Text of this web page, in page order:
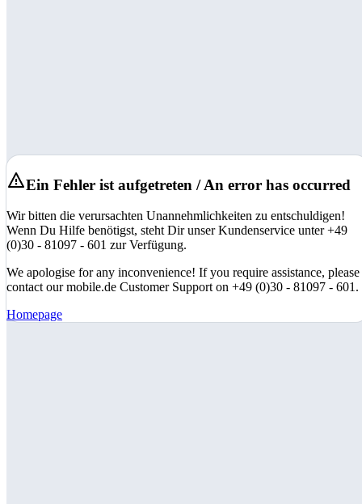
Ein Fehler ist aufgetreten / An error has occurred
Wir bitten die verursachten Unannehmlichkeiten zu entschuldigen!
Wenn Du Hilfe benötigst, steht Dir unser Kundenservice unter +49
(0)30 - 81097 - 601 zur Verfügung.
We apologise for any inconvenience! If you require assistance, please
contact our mobile.de Customer Support on +49 (0)30 - 81097 - 601.
Homepage